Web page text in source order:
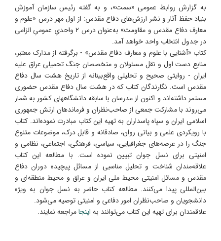
به گزارش روابط عمومی «سمت»، و به گفته رئیس سازمان آموزش
بنیاد حفظ آثار و نشر ارزش‌های دفاع مقدس: از اول مهر درس «علوم و
معارف دفاع مقدس و مقاومت» به‌عنوان درس ۲ واحدیِ عمومیِ الزامی
در جدول انتخاب واحد خواهد آمد.
کتاب «آشنایی با علوم و معارف دفاع مقدس» - برگرفته از مدارک معتبر،
منابع دست اول و نقل مسئولان و متخصصان جنگ تحمیلی عراق علیه
ایران - روایتی صحیح و تحلیلی واقع‌بینانه از تاریخ هشت سال دفاع
مقدس است. نگارندگان کتاب که در هشت سال دفاع مقدس حضوری
مستمر داشته‌اند و اکنون از مدرسان با سابقه دانشگاههای کشور به شمار
می‌روند با مشارکت جمعی از صاحب‌نظران و فرماندهان ارتش جمهوری
اسلامی ایران و سپاه پاسداران به تهیه این کتاب مبادرت نموده‌اند. کتاب
با رویکردی علمی و بیانی روان، صادقانه و قابل درک، موضوعات متنوع
جنگ را در عرصه‌های جغرافیایی، سیاسی، فرهنگی، اجتماعی، نظامی و
امنیتی برای نسل جوان تبیین نموده است. با مطالعه این کتاب
علاقه‌مندان شناخت و تحلیل مناسبی از مسائل پیچیده دوران دفاع
مقدس و مسائل امنیتی محیط ملی ایران و عراق و محیط منطقه‌ای و
بین‌المللی پیدا می‌کنند. مطالعه کتاب حاضر به نسل جوان به ویژه
دانشجویان و صاحب‌نظران امور دفاعی و امنیتی توصیه می‌شود.
علاقمندان برای تهیه این کتاب می‌توانند به اینجامراجعه نمایند.